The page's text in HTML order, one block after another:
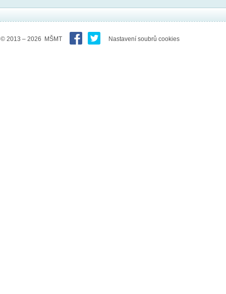
© 2013 – 2026 MŠMT Nastavení soubrů cookies